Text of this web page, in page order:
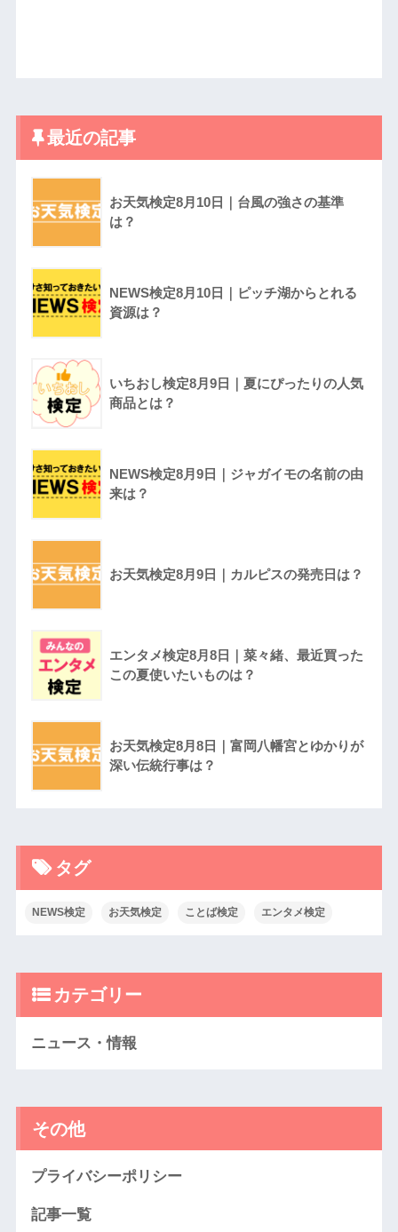
最近の記事
お天気検定8月10日｜台風の強さの基準
は？
NEWS検定8月10日｜ピッチ湖からとれる
資源は？
いちおし検定8月9日｜夏にぴったりの人気
商品とは？
NEWS検定8月9日｜ジャガイモの名前の由
来は？
お天気検定8月9日｜カルピスの発売日は？
エンタメ検定8月8日｜菜々緒、最近買った
この夏使いたいものは？
お天気検定8月8日｜富岡八幡宮とゆかりが
深い伝統行事は？
タグ
NEWS検定 お天気検定 ことば検定 エンタメ検定
カテゴリー
ニュース・情報
その他
プライバシーポリシー
記事一覧